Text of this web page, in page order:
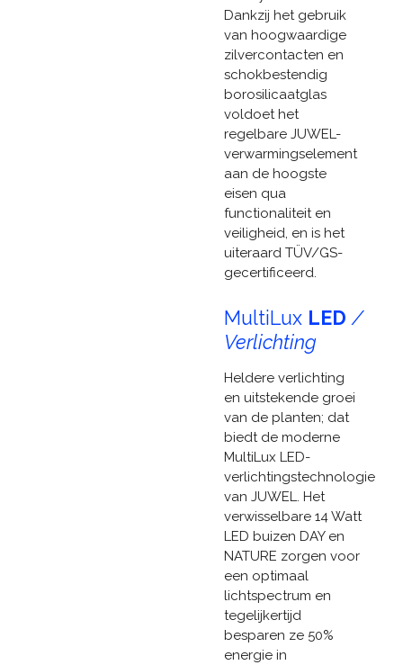
Dankzij het gebruik
van hoogwaardige
zilvercontacten en
schokbestendig
borosilicaatglas
voldoet het
regelbare JUWEL-
verwarmingselement
aan de hoogste
eisen qua
functionaliteit en
veiligheid, en is het
uiteraard TÜV/GS-
gecertificeerd.
MultiLux LED /
Verlichting
Heldere verlichting
en uitstekende groei
van de planten; dat
biedt de moderne
MultiLux LED-
verlichtingstechnologie
van JUWEL. Het
verwisselbare 14 Watt
LED buizen DAY en
NATURE zorgen voor
een optimaal
lichtspectrum en
tegelijkertijd
besparen ze 50%
energie in